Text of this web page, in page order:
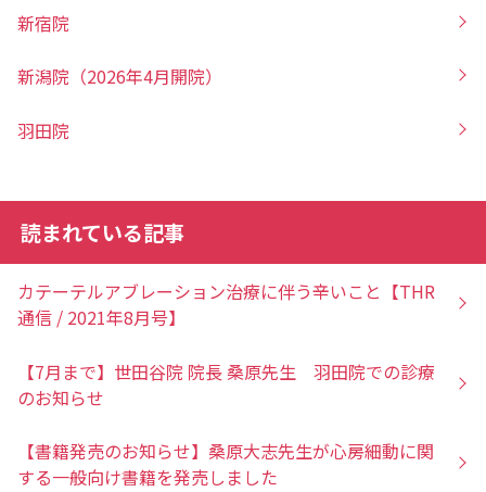
新宿院
新潟院（2026年4月開院）
羽田院
読まれている記事
カテーテルアブレーション治療に伴う辛いこと【THR
通信 / 2021年8月号】
【7月まで】世田谷院 院長 桑原先生 羽田院での診療
のお知らせ
【書籍発売のお知らせ】桑原大志先生が心房細動に関
する一般向け書籍を発売しました